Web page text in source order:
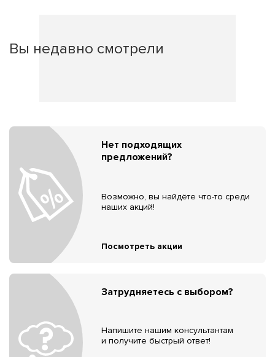
Вы недавно смотрели
Нет подходящих
предложений?
Возможно, вы найдёте что-то среди
наших акций!
Посмотреть акции
Затрудняетесь с выбором?
Напишите нашим консультантам
и получите быстрый ответ!